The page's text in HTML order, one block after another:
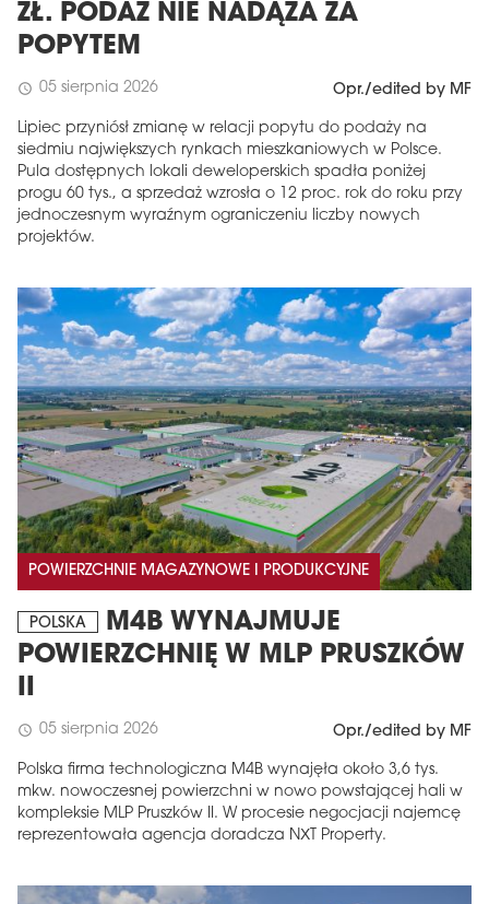
ZŁ. PODAŻ NIE NADĄŻA ZA
POPYTEM
schedule 05 sierpnia 2026 Opr./edited by MF
Lipiec przyniósł zmianę w relacji popytu do podaży na
siedmiu największych rynkach mieszkaniowych w Polsce.
Pula dostępnych lokali deweloperskich spadła poniżej
progu 60 tys., a sprzedaż wzrosła o 12 proc. rok do roku przy
jednoczesnym wyraźnym ograniczeniu liczby nowych
projektów.
POWIERZCHNIE MAGAZYNOWE I PRODUKCYJNE
POLSKA
M4B WYNAJMUJE
POWIERZCHNIĘ W MLP PRUSZKÓW
II
schedule 05 sierpnia 2026 Opr./edited by MF
Polska firma technologiczna M4B wynajęła około 3,6 tys.
mkw. nowoczesnej powierzchni w nowo powstającej hali w
kompleksie MLP Pruszków II. W procesie negocjacji najemcę
reprezentowała agencja doradcza NXT Property.